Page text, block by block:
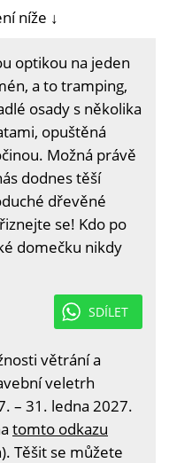
níže ↓
optikou na jeden
a to tramping,
osady s několika
opuštěná
Možná právě
dodnes těší
dřevěné
se! Kdo po
domečku nikdy
SDÍLET
větrání a
veletrh
– 31. ledna 2027.
tomto odkazu
Těšit se můžete